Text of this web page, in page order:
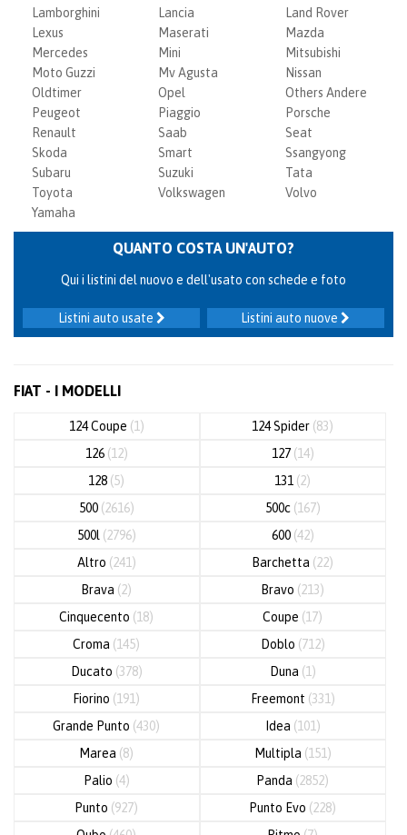
Lamborghini
Lancia
Land Rover
Lexus
Maserati
Mazda
Mercedes
Mini
Mitsubishi
Moto Guzzi
Mv Agusta
Nissan
Oldtimer
Opel
Others Andere
Peugeot
Piaggio
Porsche
Renault
Saab
Seat
Skoda
Smart
Ssangyong
Subaru
Suzuki
Tata
Toyota
Volkswagen
Volvo
Yamaha
QUANTO COSTA UN'AUTO?
Qui i listini del nuovo e dell'usato con schede e foto
Listini auto nuove
Listini auto usate
FIAT - I MODELLI
124 Coupe (1) 124 Spider (83)
126 (12) 127 (14)
128 (5) 131 (2)
500 (2616) 500c (167)
500l (2796) 600 (42)
Altro (241) Barchetta (22)
Brava (2) Bravo (213)
Cinquecento (18) Coupe (17)
Croma (145) Doblo (712)
Ducato (378) Duna (1)
Fiorino (191) Freemont (331)
Grande Punto (430) Idea (101)
Marea (8) Multipla (151)
Palio (4) Panda (2852)
Punto (927) Punto Evo (228)